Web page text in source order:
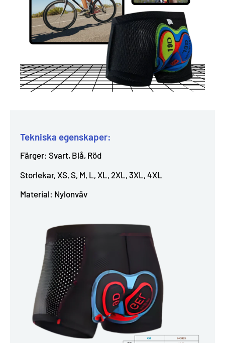
Tekniska egenskaper:
Färger: Svart, Blå, Röd
Storlekar, XS, S, M, L, XL, 2XL, 3XL, 4XL
Material: Nylonväv